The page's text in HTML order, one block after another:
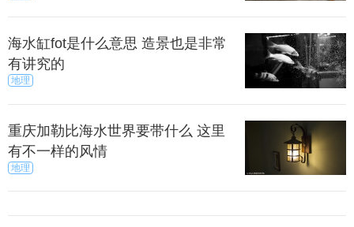
海水缸fot是什么意思 造景也是非常
有讲究的
地理
重庆加勒比海水世界要带什么 这里
有不一样的风情
地理